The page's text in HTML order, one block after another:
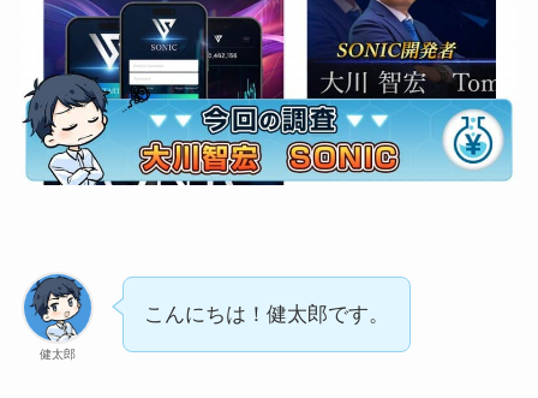
健太郎
こんにちは！健太郎です。